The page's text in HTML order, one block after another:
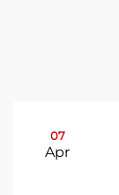
07
Apr